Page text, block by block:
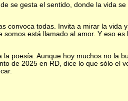
se gesta el sentido, donde la vida
convoca todas. Invita a mirar la vida
está llamado al amor. Y eso
poesía. Aunque hoy muchos no la
de 2025 en RD, dice lo que sólo el